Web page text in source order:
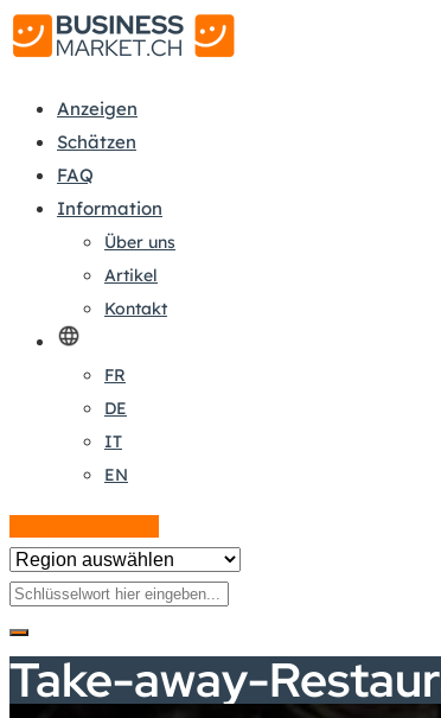
Anzeigen
Schätzen
FAQ
Information
Über uns
Artikel
Kontakt
FR
DE
IT
EN
Take-away-